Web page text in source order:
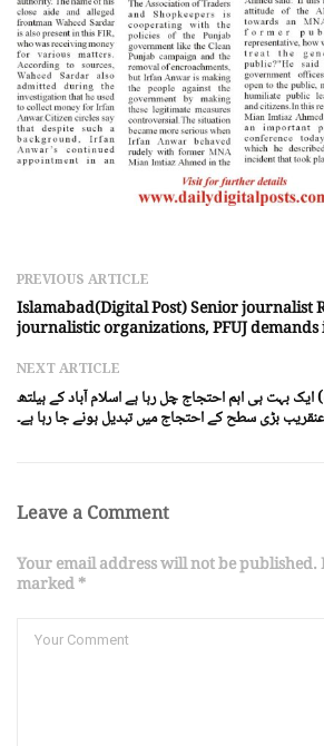
PREVIOUS ARTICLE
Islamabad(Digital Post) Senior journalist
journalistic organizations, PFUJ
NEXT ARTICLE
بہت ہی اہم احتجاج چل رہا ہے اسلام آباد کے ہیلتھ
بڑی سطح کے احتجاج میں تبدیل ہونے جا رہا ہے۔
Leave a Comment
Your email address will not be published.
marked *